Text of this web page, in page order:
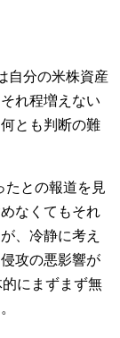
自分の米株資産
れ程増えない
とも判断の難
たとの報道を見
なくてもそれ
、冷静に考え
攻の悪影響が
にまずまず無